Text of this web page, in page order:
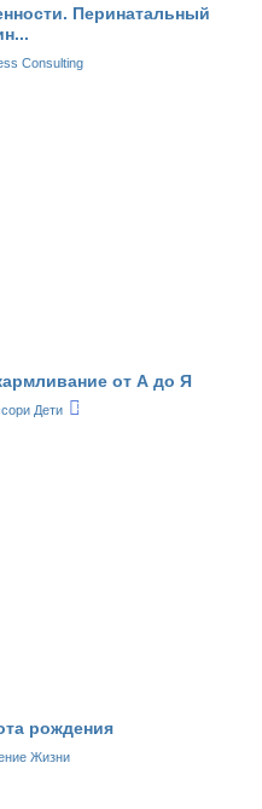
Перинатальный
Consulting
от А до Я
Дети
рождения
Жизни